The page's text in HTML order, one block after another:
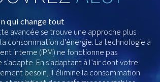
qui change tout
cette avancée se trouve une